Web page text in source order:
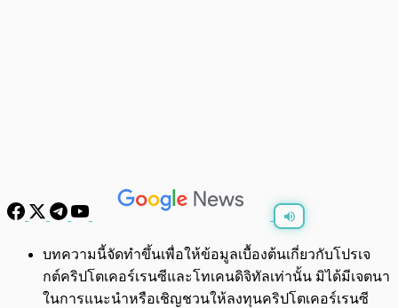
พร้อมเล่น 0:00/0:00
บทความนี้จัดทำขึ้นเพื่อให้ข้อมูลเบื้องต้นเกี่ยวกับโปรเจ
กต์คริปโตเคอร์เรนซีและโทเคนดิจิทัลเท่านั้น มิได้มีเจตนา
ในการแนะนำหรือเชิญชวนให้ลงทุนคริปโตเคอร์เรนซี